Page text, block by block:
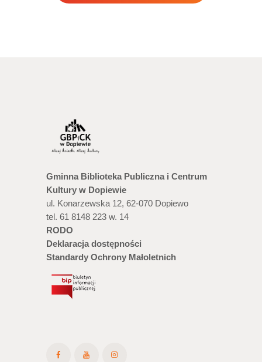
Gminna Biblioteka Publiczna i Centrum
Kultury w Dopiewie
ul. Konarzewska 12, 62-070 Dopiewo
tel. 61 8148 223 w. 14
RODO
Deklaracja dostępności
Standardy Ochrony Małoletnich